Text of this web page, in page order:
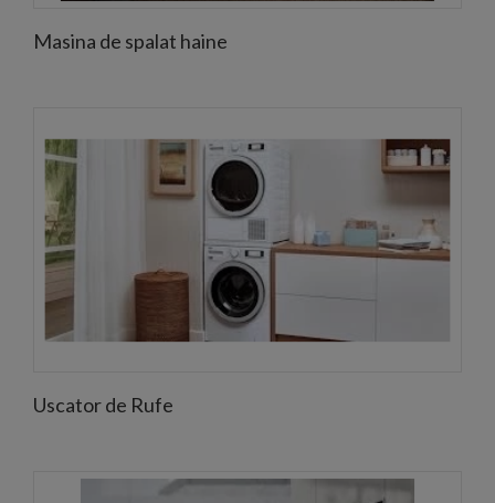
Masina de spalat haine
Uscator de Rufe